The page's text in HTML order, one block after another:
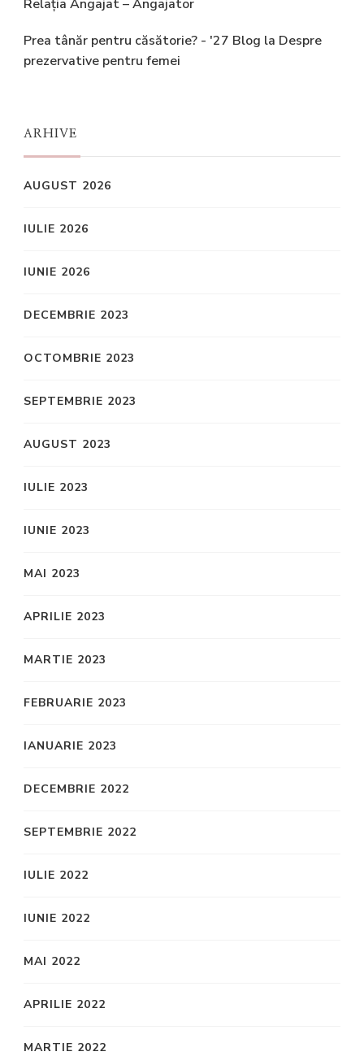
Relația Angajat – Angajator
Prea tânăr pentru căsătorie? - '27 Blog la Despre
prezervative pentru femei
ARHIVE
AUGUST 2026
IULIE 2026
IUNIE 2026
DECEMBRIE 2023
OCTOMBRIE 2023
SEPTEMBRIE 2023
AUGUST 2023
IULIE 2023
IUNIE 2023
MAI 2023
APRILIE 2023
MARTIE 2023
FEBRUARIE 2023
IANUARIE 2023
DECEMBRIE 2022
SEPTEMBRIE 2022
IULIE 2022
IUNIE 2022
MAI 2022
APRILIE 2022
MARTIE 2022